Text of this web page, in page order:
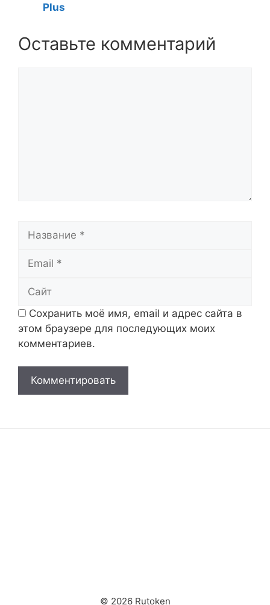
Plus
Оставьте комментарий
Сохранить моё имя, email и адрес сайта в
этом браузере для последующих моих
комментариев.
© 2026 Rutoken